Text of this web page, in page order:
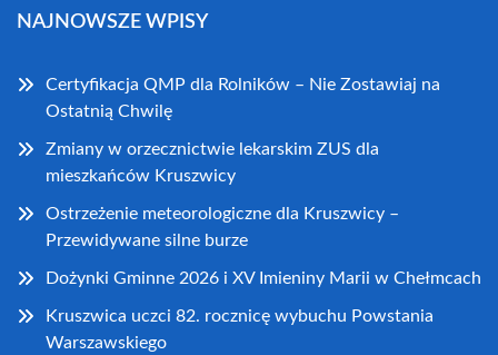
NAJNOWSZE WPISY
Certyfikacja QMP dla Rolników – Nie Zostawiaj na
Ostatnią Chwilę
Zmiany w orzecznictwie lekarskim ZUS dla
mieszkańców Kruszwicy
Ostrzeżenie meteorologiczne dla Kruszwicy –
Przewidywane silne burze
Dożynki Gminne 2026 i XV Imieniny Marii w Chełmcach
Kruszwica uczci 82. rocznicę wybuchu Powstania
Warszawskiego